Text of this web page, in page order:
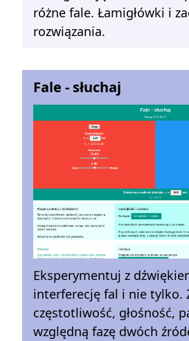
różne fale. Łamigłówki i
rozwiązania.
Fale - słuchaj
Eksperymentuj z
interferecję fal i nie tylko.
częstotliwość, głośność,
względną fazę dwóch